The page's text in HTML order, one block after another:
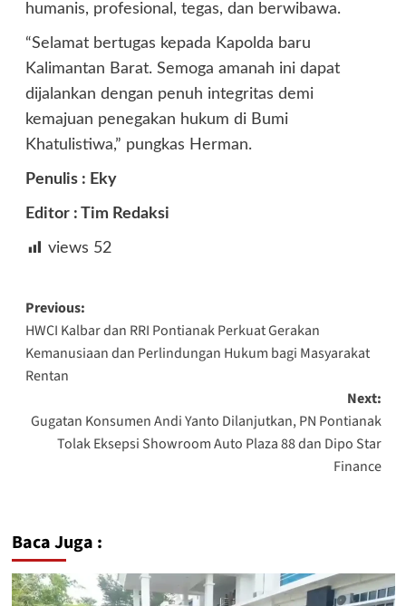
humanis, profesional, tegas, dan berwibawa.
“Selamat bertugas kepada Kapolda baru
Kalimantan Barat. Semoga amanah ini dapat
dijalankan dengan penuh integritas demi
kemajuan penegakan hukum di Bumi
Khatulistiwa,” pungkas Herman.
Penulis : Eky
Editor : Tim Redaksi
views 52
Post
navigation
Previous:
HWCI Kalbar dan RRI Pontianak Perkuat Gerakan
Kemanusiaan dan Perlindungan Hukum bagi Masyarakat
Rentan
Next:
Gugatan Konsumen Andi Yanto Dilanjutkan, PN Pontianak
Tolak Eksepsi Showroom Auto Plaza 88 dan Dipo Star
Finance
Baca Juga :